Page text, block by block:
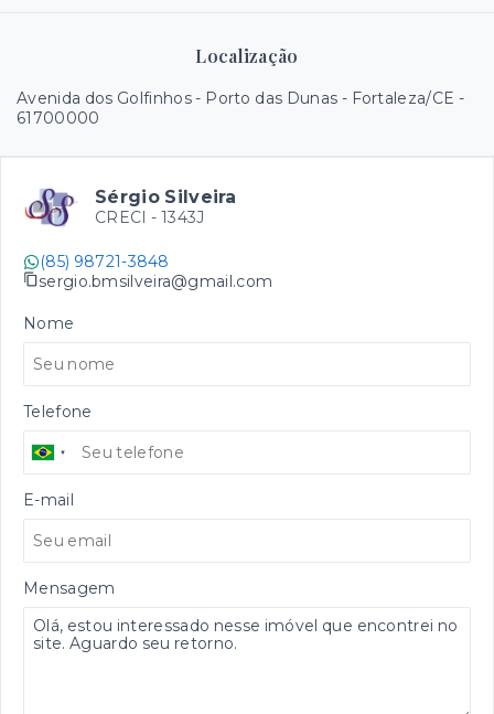
Localização
Avenida dos Golfinhos - Porto das Dunas - Fortaleza/CE -
61700000
Sérgio Silveira
CRECI - 1343J
(85) 98721-3848
sergio.bmsilveira@gmail.com
Nome
Telefone
E-mail
Mensagem